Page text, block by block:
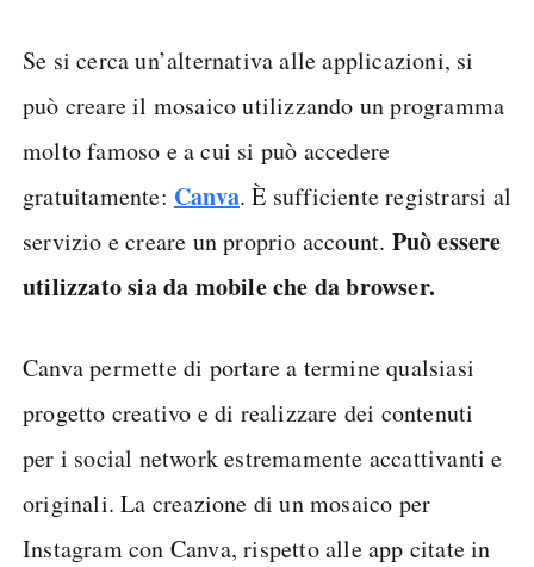
Se si cerca un’alternativa alle applicazioni, si
può creare il mosaico utilizzando un programma
molto famoso e a cui si può accedere
gratuitamente: Canva. È sufficiente registrarsi al
servizio e creare un proprio account. Può essere
utilizzato sia da mobile che da browser.
Canva permette di portare a termine qualsiasi
progetto creativo e di realizzare dei contenuti
per i social network estremamente accattivanti e
originali. La creazione di un mosaico per
Instagram con Canva, rispetto alle app citate in